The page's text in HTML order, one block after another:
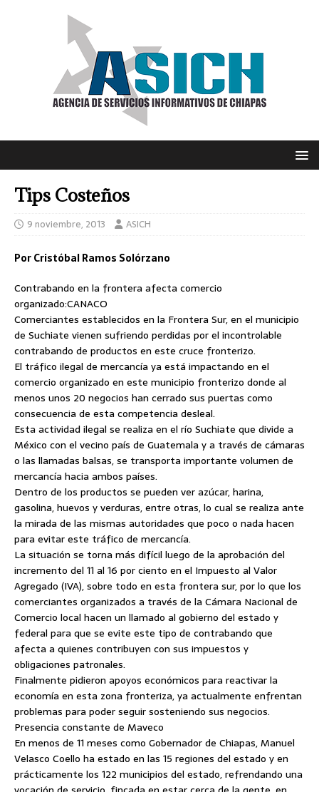
Tips Costeños
9 noviembre, 2013 ASICH
Por Cristóbal Ramos Solórzano
Contrabando en la frontera afecta comercio
organizado:CANACO
Comerciantes establecidos en la Frontera Sur, en el municipio
de Suchiate vienen sufriendo perdidas por el incontrolable
contrabando de productos en este cruce fronterizo.
El tráfico ilegal de mercancía ya está impactando en el
comercio organizado en este municipio fronterizo donde al
menos unos 20 negocios han cerrado sus puertas como
consecuencia de esta competencia desleal.
Esta actividad ilegal se realiza en el río Suchiate que divide a
México con el vecino país de Guatemala y a través de cámaras
o las llamadas balsas, se transporta importante volumen de
mercancía hacia ambos países.
Dentro de los productos se pueden ver azúcar, harina,
gasolina, huevos y verduras, entre otras, lo cual se realiza ante
la mirada de las mismas autoridades que poco o nada hacen
para evitar este tráfico de mercancía.
La situación se torna más difícil luego de la aprobación del
incremento del 11 al 16 por ciento en el Impuesto al Valor
Agregado (IVA), sobre todo en esta frontera sur, por lo que los
comerciantes organizados a través de la Cámara Nacional de
Comercio local hacen un llamado al gobierno del estado y
federal para que se evite este tipo de contrabando que
afecta a quienes contribuyen con sus impuestos y
obligaciones patronales.
Finalmente pidieron apoyos económicos para reactivar la
economía en esta zona fronteriza, ya actualmente enfrentan
problemas para poder seguir sosteniendo sus negocios.
Presencia constante de Maveco
En menos de 11 meses como Gobernador de Chiapas, Manuel
Velasco Coello ha estado en las 15 regiones del estado y en
prácticamente los 122 municipios del estado, refrendando una